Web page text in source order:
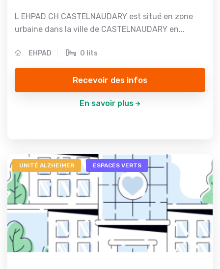
L EHPAD CH CASTELNAUDARY est situé en zone
urbaine dans la ville de CASTELNAUDARY en...
EHPAD 0 lits
Recevoir des infos
En savoir plus
UNITÉ ALZHEIMER ESPACES VERTS